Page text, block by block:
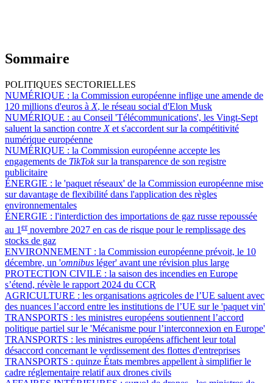
Sommaire
POLITIQUES SECTORIELLES
NUMÉRIQUE : la Commission européenne inflige une amende de
120 millions d'euros à X, le réseau social d'Elon Musk
NUMÉRIQUE : au Conseil 'Télécommunications', les Vingt-Sept
saluent la sanction contre Xet s'accordent sur la compétitivité
numérique européenne
NUMÉRIQUE : la Commission européenne accepte les
engagements de TikToksur la transparence de son registre
publicitaire
ÉNERGIE : le 'paquet réseaux' de la Commission européenne mise
sur davantage de flexibilité dans l'application des règles
environnementales
ÉNERGIE : l'interdiction des importations de gaz russe repoussée
au 1 ernovembre 2027 en cas de risque pour le remplissage des
stocks de gaz
ENVIRONNEMENT : la Commission européenne prévoit, le 10
décembre, un 'omnibus léger' avant une révision plus large
PROTECTION CIVILE : la saison des incendies en Europe
s’étend, révèle le rapport 2024 du CCR
AGRICULTURE : les organisations agricoles de l’UE saluent avec
des nuances l’accord entre les institutions de l’UE sur le 'paquet vin'
TRANSPORTS : les ministres européens soutiennent l’accord
politique partiel sur le 'Mécanisme pour l’interconnexion en Europe'
TRANSPORTS : les ministres européens affichent leur total
désaccord concernant le verdissement des flottes d'entreprises
TRANSPORTS : quinze États membres appellent à simplifier le
cadre réglementaire relatif aux drones civils